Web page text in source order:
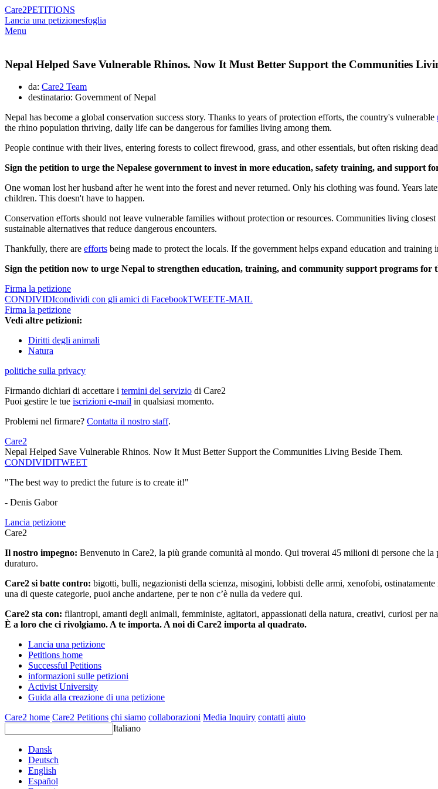
Care2PETITIONS
Lancia una petizionesfoglia
Menu
Nepal Helped Save Vulnerable Rhinos. Now It Must Better Support the Communities
da: Care2 Team
destinatario: Government of Nepal
Nepal has become a global conservation success story. Thanks to years of protection efforts, the country's vulnerable
the rhino population thriving, daily life can be dangerous for families living among them.
People continue with their lives, entering forests to collect firewood, grass, and other essentials, but often risking
Sign the petition to urge the Nepalese government to invest in more education, safety training, and support
One woman lost her husband after he went into the forest and never returned. Only his clothing was found. Years
children. This doesn't have to happen.
Conservation efforts should not leave vulnerable families without protection or resources. Communities living
sustainable alternatives that reduce dangerous encounters.
Thankfully, there are efforts being made to protect the locals. If the government helps expand education and training
Sign the petition now to urge Nepal to strengthen education, training, and community support programs
Firma la petizione
CONDIVIDIcondividi con gli amici di FacebookTWEETE-MAIL
Firma la petizione
Vedi altre petizioni:
Diritti degli animali
Natura
politiche sulla privacy
Firmando dichiari di accettare i termini del servizio di Care2
Puoi gestire le tue iscrizioni e-mail in qualsiasi momento.
Problemi nel firmare? Contatta il nostro staff.
Care2
Nepal Helped Save Vulnerable Rhinos. Now It Must Better Support the Communities Living Beside Them.
CONDIVIDITWEET
"The best way to predict the future is to create it!"
- Denis Gabor
Lancia petizione
Care2
Il nostro impegno: Benvenuto in Care2, la più grande comunità al mondo. Qui troverai 45 milioni di persone che
duraturo.
Care2 si batte contro: bigotti, bulli, negazionisti della scienza, misogini, lobbisti delle armi, xenofobi,
una di queste categorie, puoi anche andartene, per te non c’è nulla da vedere qui.
Care2 sta con: filantropi, amanti degli animali, femministe, agitatori, appassionati della natura, creativi, curiosi per
È a loro che ci rivolgiamo. A te importa. A noi di Care2 importa al quadrato.
Lancia una petizione
Petitions home
Successful Petitions
informazioni sulle petizioni
Activist University
Guida alla creazione di una petizione
Care2 home Care2 Petitions chi siamo collaborazioni Media Inquiry contatti aiuto
Italiano
Dansk
Deutsch
English
Español